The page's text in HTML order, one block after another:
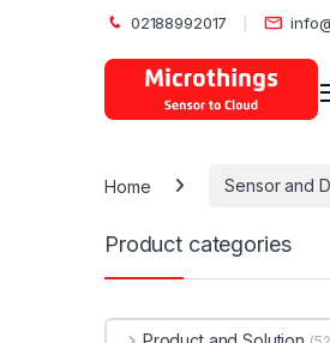
02188992017
Home Sensor and
Product categories